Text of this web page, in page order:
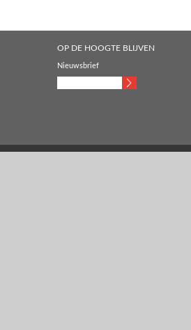
OP DE HOOGTE BLIJVEN
Nieuwsbrief